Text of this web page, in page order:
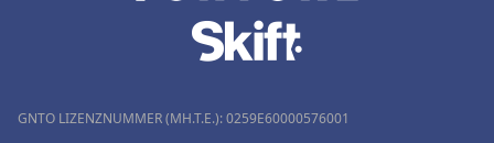
GNTO LIZENZNUMMER (MH.T.E.): 0259Ε60000576001